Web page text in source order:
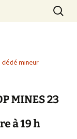
Mines
dédé mineur
MINES 23
à 19 h